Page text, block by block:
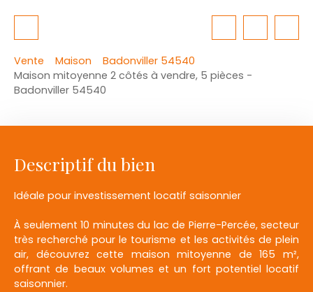
Vente Maison
Badonviller 54540
Maison mitoyenne 2 côtés à vendre, 5 pièces -
Badonviller 54540
Descriptif du bien
Idéale pour investissement locatif saisonnier
À seulement 10 minutes du lac de Pierre-Percée, secteur
très recherché pour le tourisme et les activités de plein
air, découvrez cette maison mitoyenne de 165 m²,
offrant de beaux volumes et un fort potentiel locatif
saisonnier.